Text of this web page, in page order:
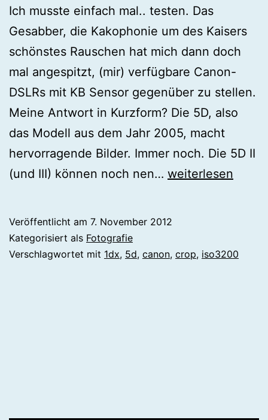
Ich musste einfach mal.. testen. Das
Gesabber, die Kakophonie um des Kaisers
schönstes Rauschen hat mich dann doch
mal angespitzt, (mir) verfügbare Canon-
DSLRs mit KB Sensor gegenüber zu stellen.
Meine Antwort in Kurzform? Die 5D, also
das Modell aus dem Jahr 2005, macht
hervorragende Bilder. Immer noch. Die 5D II
(und III) können noch nen… 5D
bei
weiterlesen
Veröffentlicht am 7. November 2012
Kategorisiert als Fotografie
Verschlagwortet mit 1dx, 5d, canon, crop, iso3200